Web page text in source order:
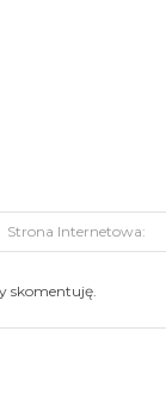
skomentuję.